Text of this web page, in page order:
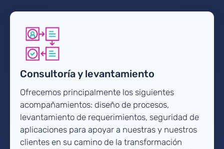
Consultoría y levantamiento
Ofrecemos principalmente los siguientes
acompañamientos: diseño de procesos,
levantamiento de requerimientos, seguridad de
aplicaciones para apoyar a nuestras y nuestros
clientes en su camino de la transformación